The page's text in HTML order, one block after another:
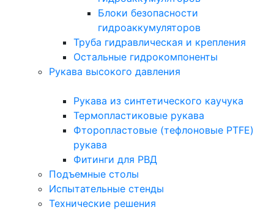
Блоки безопасности
гидроаккумуляторов
Труба гидравлическая и крепления
Остальные гидрокомпоненты
Рукава высокого давления
Рукава из синтетического каучука
Термопластиковые рукава
Фторопластовые (тефлоновые PTFE)
рукава
Фитинги для РВД
Подъемные столы
Испытательные стенды
Технические решения